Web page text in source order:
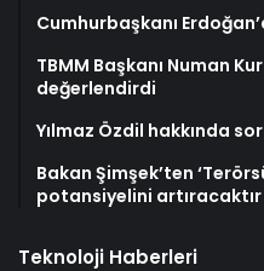
Cumhurbaşkanı
TBMM Başkanı Numan
değerlendirdi
Yılmaz Özdil hakkında
Bakan Şimşek’ten
potansiyelini artıracaktır
Teknoloji Haberleri